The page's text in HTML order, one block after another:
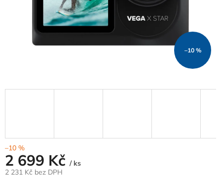
–10 %
–10 %
2 699 Kč / ks
2 231 Kč bez DPH